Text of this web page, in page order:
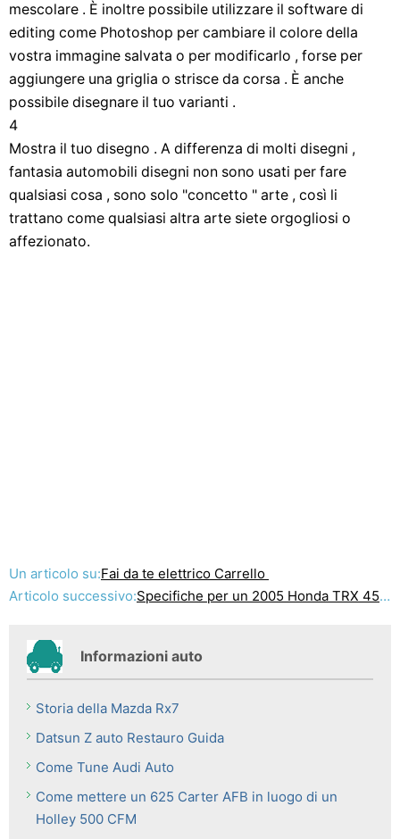
mescolare . È inoltre possibile utilizzare il software di
editing come Photoshop per cambiare il colore della
vostra immagine salvata o per modificarlo , forse per
aggiungere una griglia o strisce da corsa . È anche
possibile disegnare il tuo varianti .
4
Mostra il tuo disegno . A differenza di molti disegni ,
fantasia automobili disegni non sono usati per fare
qualsiasi cosa , sono solo "concetto " arte , così li
trattano come qualsiasi altra arte siete orgogliosi o
affezionato.
Un articolo su:Fai da te elettrico Carrello
Articolo successivo:Specifiche per un 2005 Honda TRX 450R
Informazioni auto
Storia della Mazda Rx7
Datsun Z auto Restauro Guida
Come Tune Audi Auto
Come mettere un 625 Carter AFB in luogo di un
Holley 500 CFM